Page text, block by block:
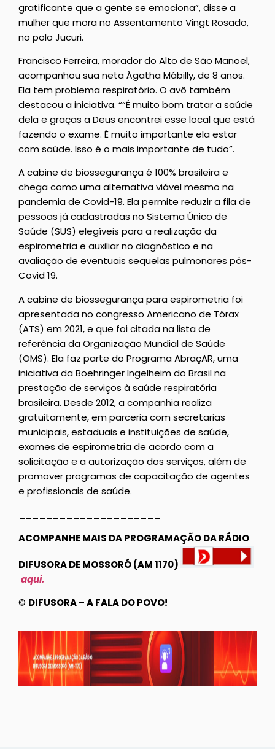
gratificante que a gente se emociona”, disse a
mulher que mora no Assentamento Vingt Rosado,
no polo Jucuri.
Francisco Ferreira, morador do Alto de São Manoel,
acompanhou sua neta Ágatha Mábilly, de 8 anos.
Ela tem problema respiratório. O avô também
destacou a iniciativa. ““É muito bom tratar a saúde
dela e graças a Deus encontrei esse local que está
fazendo o exame. É muito importante ela estar
com saúde. Isso é o mais importante de tudo”.
A cabine de biossegurança é 100% brasileira e
chega como uma alternativa viável mesmo na
pandemia de Covid-19. Ela permite reduzir a fila de
pessoas já cadastradas no Sistema Único de
Saúde (SUS) elegíveis para a realização da
espirometria e auxiliar no diagnóstico e na
avaliação de eventuais sequelas pulmonares pós-
Covid 19.
A cabine de biossegurança para espirometria foi
apresentada no congresso Americano de Tórax
(ATS) em 2021, e que foi citada na lista de
referência da Organização Mundial de Saúde
(OMS). Ela faz parte do Programa AbraçAR, uma
iniciativa da Boehringer Ingelheim do Brasil na
prestação de serviços à saúde respiratória
brasileira. Desde 2012, a companhia realiza
gratuitamente, em parceria com secretarias
municipais, estaduais e instituições de saúde,
exames de espirometria de acordo com a
solicitação e a autorização dos serviços, além de
promover programas de capacitação de agentes
e profissionais de saúde.
ACOMPANHE MAIS DA PROGRAMAÇÃO DA RÁDIO
DIFUSORA DE MOSSORÓ (AM 1170)
aqui.
© DIFUSORA – A FALA DO POVO!